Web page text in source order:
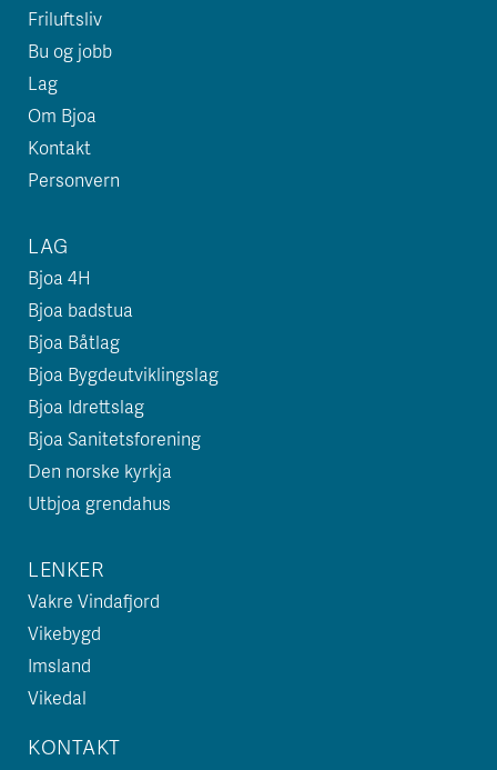
Friluftsliv
Bu og jobb
Lag
Om Bjoa
Kontakt
Personvern
LAG
Bjoa 4H
Bjoa badstua
Bjoa Båtlag
Bjoa Bygdeutviklingslag
Bjoa Idrettslag
Bjoa Sanitetsforening
Den norske kyrkja
Utbjoa grendahus
LENKER
Vakre Vindafjord
Vikebygd
Imsland
Vikedal
KONTAKT